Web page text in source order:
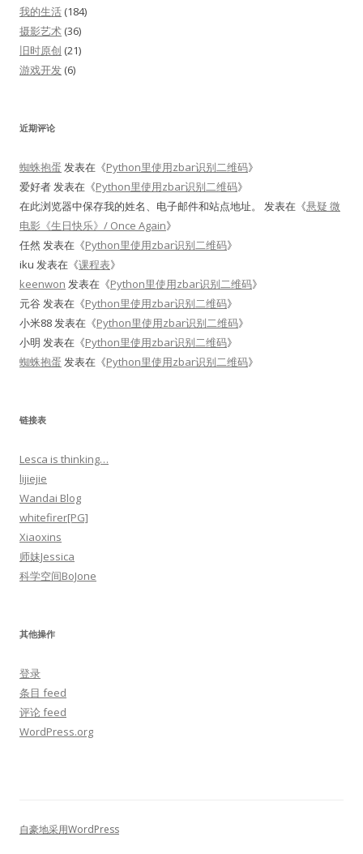
我的生活 (184)
摄影艺术 (36)
旧时原创 (21)
游戏开发 (6)
近期评论
蜘蛛抱蛋 发表在《Python里使用zbar识别二维码》
爱好者发表在《Python里使用zbar识别二维码》
在此浏览器中保存我的姓名、电子邮件和站点地址。
发表在《悬疑 微
电影《生日快乐》/ Once Again》
任然 发表在《Python里使用zbar识别二维码》
iku 发表在《课程表》
keenwon 发表在《Python里使用zbar识别二维码》
元谷发表在《Python里使用zbar识别二维码》
小米88发表在《Python里使用zbar识别二维码》
小明 发表在《Python里使用zbar识别二维码》
蜘蛛抱蛋 发表在《Python里使用zbar识别二维码》
链接表
Lesca is thinking…
lijiejie
Wandai Blog
whitefirer[PG]
Xiaoxins
师妹Jessica
科学空间BoJone
其他操作
登录
条目 feed
评论 feed
WordPress.org
自豪地采用WordPress